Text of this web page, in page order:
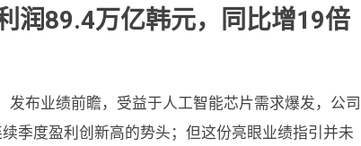
润89.4万亿韩元，同比增19倍
发布业绩前瞻，受益于人工智能芯片需求爆发，公司
季度盈利创新高的势头；但这份亮眼业绩指引并未